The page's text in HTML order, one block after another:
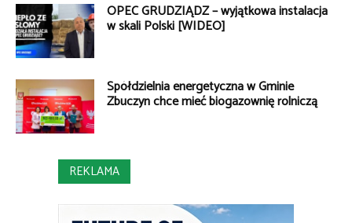
OPEC GRUDZIĄDZ – wyjątkowa instalacja
w skali Polski [WIDEO]
Spółdzielnia energetyczna w Gminie
Zbuczyn chce mieć biogazownię rolniczą
REKLAMA